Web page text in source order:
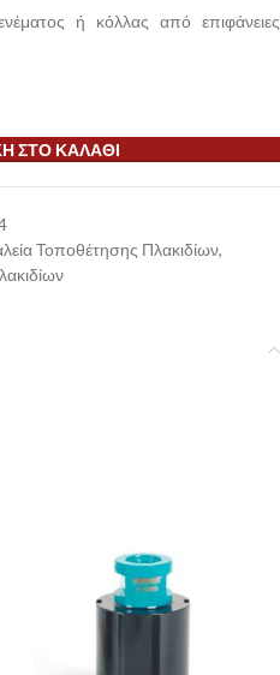
ή κόλλας από επιφάνειες
ΣΤΟ ΚΑΛΆΘΙ
Τοποθέτησης Πλακιδίων,